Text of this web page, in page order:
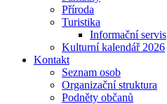
Příroda
Turistika
Informační servis
Kulturní kalendář 2026
Kontakt
Seznam osob
Organizační struktura
Podněty občanů